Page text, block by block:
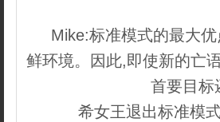
Mike:标准模式的最大
鲜环境。因此,即使新的亡
首要目标
希女王退出标准模